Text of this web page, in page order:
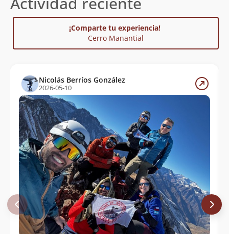
¡Comparte tu experiencia!
Cerro Manantial
Nicolás Berríos González
2026-05-10